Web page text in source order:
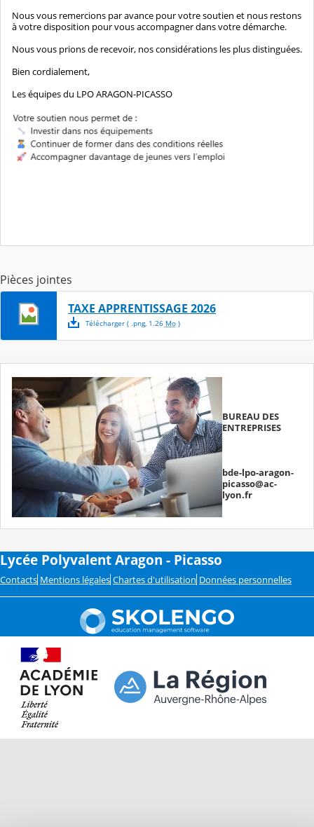
Nous vous remercions par avance pour votre soutien et nous restons
à votre disposition pour vous accompagner dans votre démarche.
Nous vous prions de recevoir, nos considérations les plus distinguées.
Bien cordialement,
Les équipes du LPO ARAGON-PICASSO
Pièces jointes
TAXE APPRENTISSAGE 2026
Télécharger( .png, 1.26 Mo)
BUREAU DES
ENTREPRISES
bde-lpo-aragon-
picasso@ac-
lyon.fr
Lycée Polyvalent Aragon - Picasso
Contacts Mentions légales Chartes d'utilisation Données personnelles